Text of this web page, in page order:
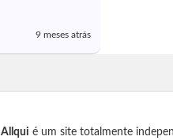
9 meses atrás
Allqui é um site totalmente